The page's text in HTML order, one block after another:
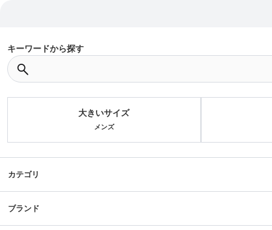
キーワードから探す
大きいサイズ
メンズ
カテゴリ
ブランド